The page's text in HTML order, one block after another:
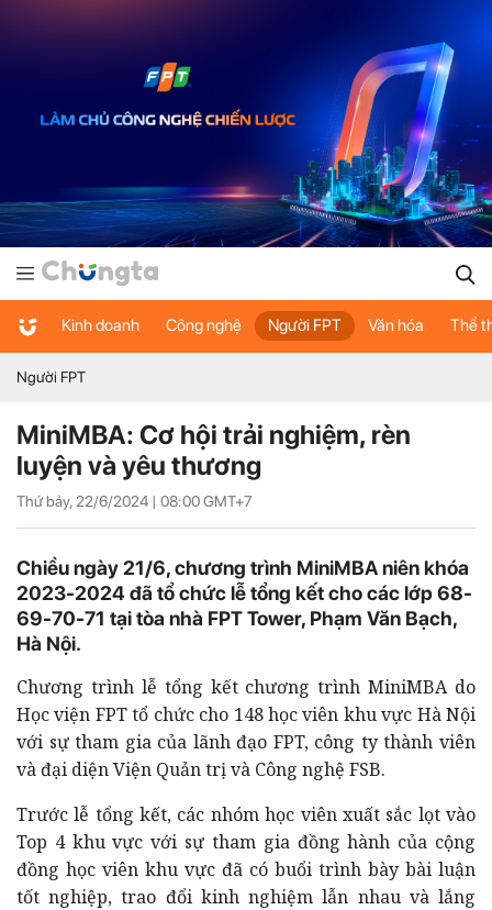
Kinh doanh Công nghệ Người FPT Văn hóa Thể
Người FPT
MiniMBA: Cơ hội trải nghiệm, rèn
luyện và yêu thương
Thứ bảy, 22/6/2024 | 08:00GMT+7
Chiều ngày 21/6, chương trình MiniMBA niên khóa
2023-2024 đã tổ chức lễ tổng kết cho các lớp 68-
69-70-71 tại tòa nhà FPT Tower, Phạm Văn Bạch,
Hà Nội.
Chương trình lễ tổng kết chương trình MiniMBA do
Học viện FPT tổ chức cho 148 học viên khu vực Hà Nội
với sự tham gia của lãnh đạo FPT, công ty thành viên
và đại diện Viện Quản trị và Công nghệ FSB.
Trước lễ tổng kết, các nhóm học viên xuất sắc lọt vào
Top 4 khu vực với sự tham gia đồng hành của cộng
đồng học viên khu vực đã có buổi trình bày bài luận
tốt nghiệp, trao đổi kinh nghiệm lẫn nhau và lắng